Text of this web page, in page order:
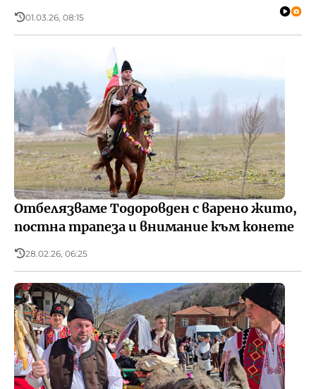
01.03.26, 08:15
Отбелязваме Тодоровден с варено жито,
постна трапеза и внимание към конете
28.02.26, 06:25